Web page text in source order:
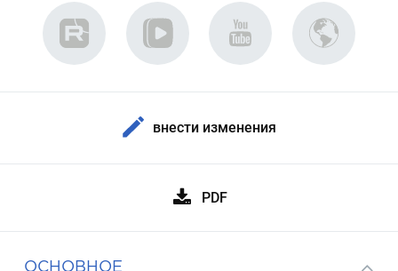
внести изменения
PDF
ОСНОВНОЕ